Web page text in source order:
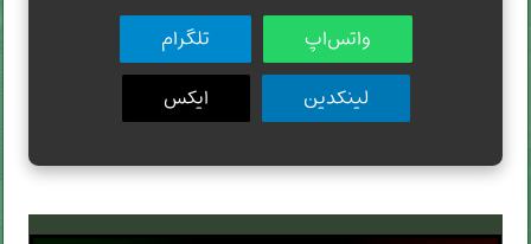
واتس‌اپ
تلگرام
لینکدین
ایکس